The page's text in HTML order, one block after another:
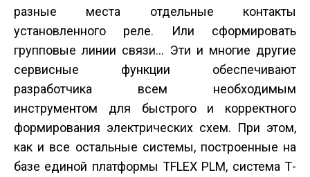
разные места отдельные контакты
установленного реле. Или сформировать
групповые линии связи… Эти и многие другие
сервисные функции обеспечивают
разработчика всем необходимым
инструментом для быстрого и корректного
формирования электрических схем. При этом,
как и все остальные системы, построенные на
базе единой платформы T­FLEX PLM, система T­